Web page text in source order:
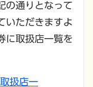
の通りとなって
いただきますよ
に取扱店一覧を
扱店一